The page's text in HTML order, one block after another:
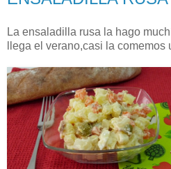
La ensaladilla rusa la hago
llega el verano,casi la comemos